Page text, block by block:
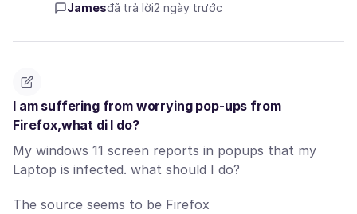
Jamesđã trả lời2 ngày trước
I am suffering from worrying pop-ups from
Firefox,what di I do?
My windows 11 screen reports in popups that my
Laptop is infected. what should I do?
The source seems to be Firefox